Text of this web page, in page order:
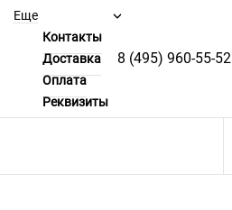
Еще
Контакты
Доставка
Оплата
Реквизиты
8 (495) 960-55-52